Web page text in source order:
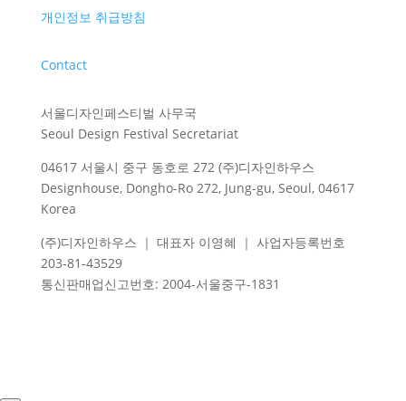
개인정보 취급방침
Contact
서울디자인페스티벌 사무국
Seoul Design Festival Secretariat
04617 서울시 중구 동호로 272 (주)디자인하우스
Designhouse, Dongho-Ro 272, Jung-gu, Seoul, 04617
Korea
(주)디자인하우스 ｜ 대표자 이영혜 ｜ 사업자등록번호
203-81-43529
통신판매업신고번호: 2004-서울중구-1831